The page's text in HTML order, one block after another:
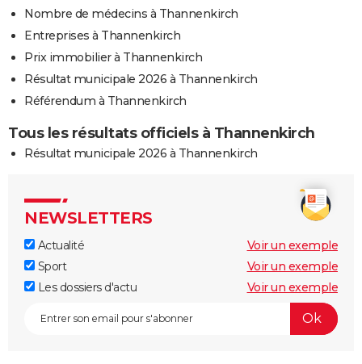
Nombre de médecins à Thannenkirch
Entreprises à Thannenkirch
Prix immobilier à Thannenkirch
Résultat municipale 2026 à Thannenkirch
Référendum à Thannenkirch
Tous les résultats officiels à Thannenkirch
Résultat municipale 2026 à Thannenkirch
NEWSLETTERS
Actualité
Voir un exemple
Sport
Voir un exemple
Les dossiers d'actu
Voir un exemple